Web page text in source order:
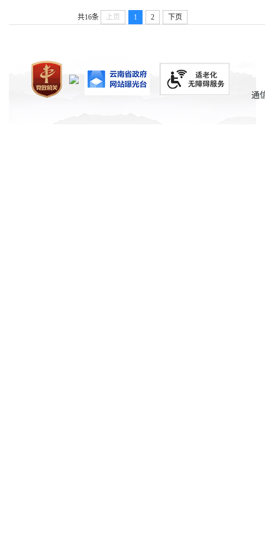
共16条 上页 1 2 下页
通